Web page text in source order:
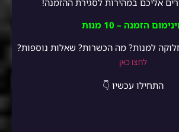
הזמנה – 10 מנות
למנות? מה הכשרות? שאלות נוספות?
לחצו כאן
התחילו עכשיו 👇